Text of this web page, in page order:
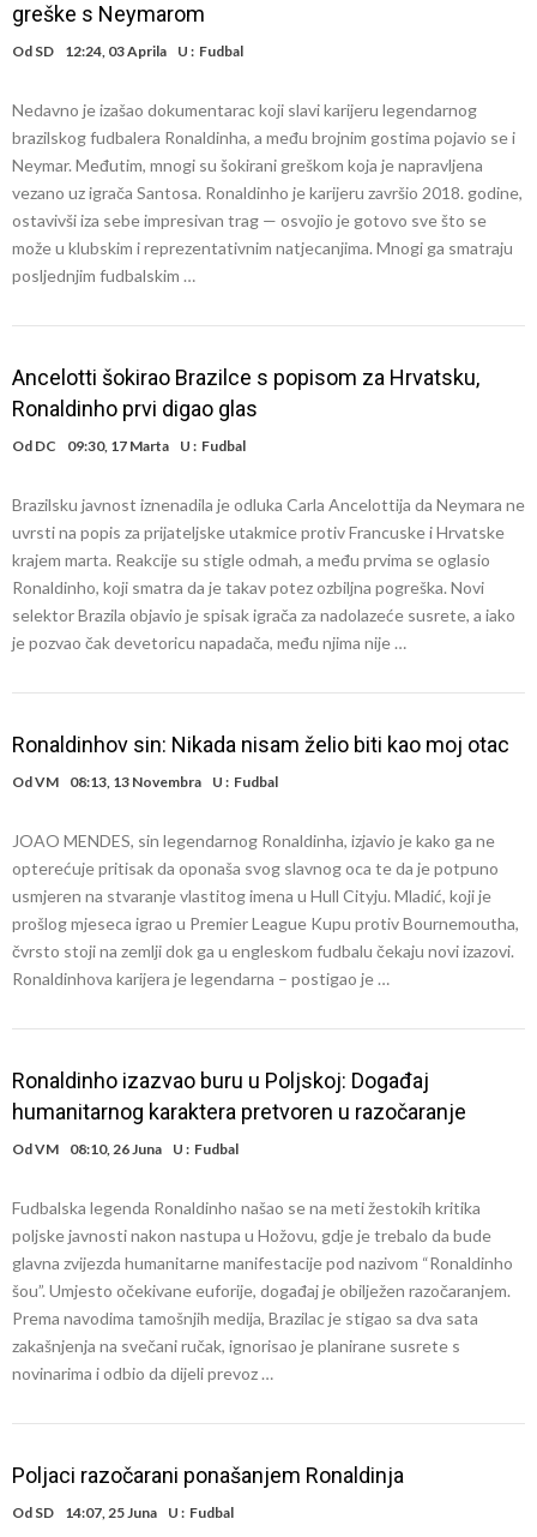
greške s Neymarom
Od SD 12:24, 03 Aprila U : Fudbal
Nedavno je izašao dokumentarac koji slavi karijeru legendarnog
brazilskog fudbalera Ronaldinha, a među brojnim gostima pojavio se i
Neymar. Međutim, mnogi su šokirani greškom koja je napravljena
vezano uz igrača Santosa. Ronaldinho je karijeru završio 2018. godine,
ostavivši iza sebe impresivan trag — osvojio je gotovo sve što se
može u klubskim i reprezentativnim natjecanjima. Mnogi ga smatraju
posljednjim fudbalskim …
Ancelotti šokirao Brazilce s popisom za Hrvatsku,
Ronaldinho prvi digao glas
Od DC 09:30, 17 Marta U : Fudbal
Brazilsku javnost iznenadila je odluka Carla Ancelottija da Neymara ne
uvrsti na popis za prijateljske utakmice protiv Francuske i Hrvatske
krajem marta. Reakcije su stigle odmah, a među prvima se oglasio
Ronaldinho, koji smatra da je takav potez ozbiljna pogreška. Novi
selektor Brazila objavio je spisak igrača za nadolazeće susrete, a iako
je pozvao čak devetoricu napadača, među njima nije …
Ronaldinhov sin: Nikada nisam želio biti kao moj otac
OdVM 08:13, 13 Novembra U : Fudbal
JOAO MENDES, sin legendarnog Ronaldinha, izjavio je kako ga ne
opterećuje pritisak da oponaša svog slavnog oca te da je potpuno
usmjeren na stvaranje vlastitog imena u Hull Cityju. Mladić, koji je
prošlog mjeseca igrao u Premier League Kupu protiv Bournemoutha,
čvrsto stoji na zemlji dok ga u engleskom fudbalu čekaju novi izazovi.
Ronaldinhova karijera je legendarna – postigao je …
Ronaldinho izazvao buru u Poljskoj: Događaj
humanitarnog karaktera pretvoren u razočaranje
OdVM 08:10, 26 Juna U : Fudbal
Fudbalska legenda Ronaldinho našao se na meti žestokih kritika
poljske javnosti nakon nastupa u Hožovu, gdje je trebalo da bude
glavna zvijezda humanitarne manifestacije pod nazivom “Ronaldinho
šou”. Umjesto očekivane euforije, događaj je obilježen razočaranjem.
Prema navodima tamošnjih medija, Brazilac je stigao sa dva sata
zakašnjenja na svečani ručak, ignorisao je planirane susrete s
novinarima i odbio da dijeli prevoz …
Poljaci razočarani ponašanjem Ronaldinja
Od SD 14:07, 25 Juna U : Fudbal